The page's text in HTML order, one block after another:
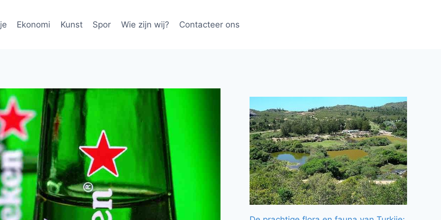
Ekonomi Kunst Spor Wie zijn wij? Contacteer ons